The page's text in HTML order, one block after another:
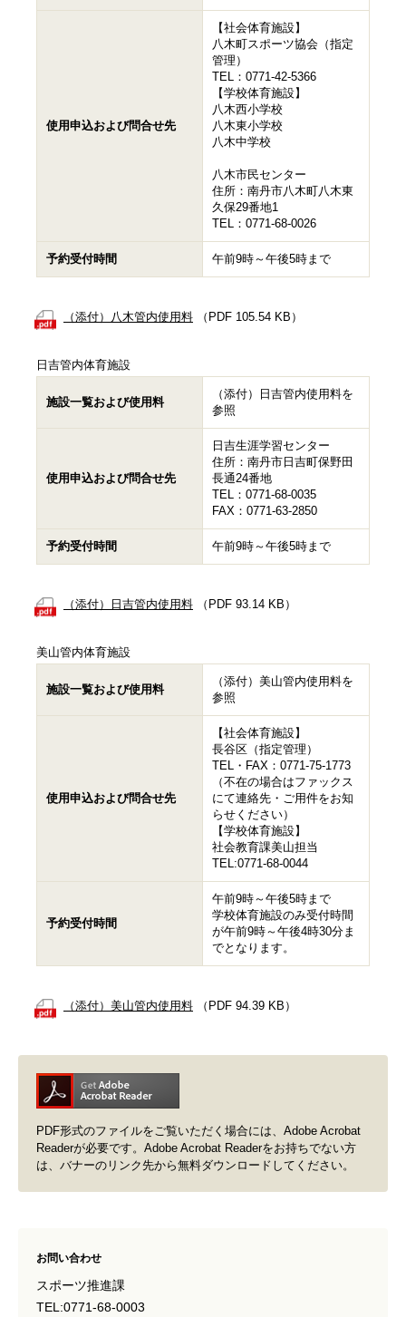
使用申込および問合せ先
【社会体育施設】
八木町スポーツ協会（指定
管理）
TEL：0771-42-5366
【学校体育施設】
八木西小学校
八木東小学校
八木中学校
八木市民センター
住所：南丹市八木町八木東
久保29番地1
TEL：0771-68-0026
予約受付時間 午前9時～午後5時まで
（添付）八木管内使用料 （PDF 105.54 KB）
日吉管内体育施設
施設一覧および使用料
（添付）日吉管内使用料を
参照
使用申込および問合せ先
日吉生涯学習センター
住所：南丹市日吉町保野田
長通24番地
TEL：0771-68-0035
FAX：0771-63-2850
予約受付時間 午前9時～午後5時まで
（添付）日吉管内使用料 （PDF 93.14 KB）
美山管内体育施設
施設一覧および使用料
（添付）美山管内使用料を
参照
使用申込および問合せ先
【社会体育施設】
長谷区（指定管理）
TEL・FAX：0771-75-1773
（不在の場合はファックス
にて連絡先・ご用件をお知
らせください）
【学校体育施設】
社会教育課美山担当
TEL:0771-68-0044
予約受付時間
午前9時～午後5時まで
学校体育施設のみ受付時間
が午前9時～午後4時30分ま
でとなります。
（添付）美山管内使用料 （PDF 94.39 KB）
PDF形式のファイルをご覧いただく場合には、Adobe Acrobat
Readerが必要です。Adobe Acrobat Readerをお持ちでない方
は、バナーのリンク先から無料ダウンロードしてください。
お問い合わせ
スポーツ推進課
TEL:0771-68-0003